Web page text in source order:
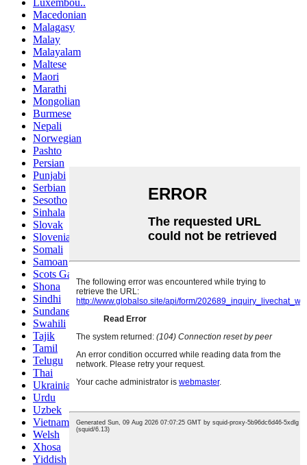
Luxembou..
Macedonian
Malagasy
Malay
Malayalam
Maltese
Maori
Marathi
Mongolian
Burmese
Nepali
Norwegian
Pashto
Persian
Punjabi
Serbian
Sesotho
Sinhala
Slovak
Slovenian
Somali
Samoan
Scots Gaelic
Shona
Sindhi
Sundanese
Swahili
Tajik
Tamil
Telugu
Thai
Ukrainian
Urdu
Uzbek
Vietnamese
Welsh
Xhosa
Yiddish